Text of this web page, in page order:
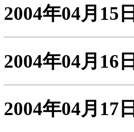
2004年04月15日
2004年04月16日
2004年04月17日